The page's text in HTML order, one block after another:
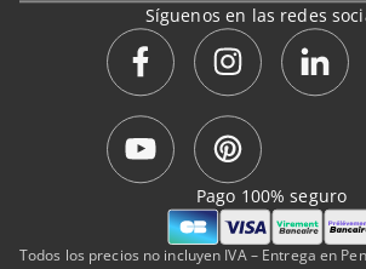
Síguenos en las redes
Todos los precios no incluyen IVA – Entrega en
Pago 100% seguro